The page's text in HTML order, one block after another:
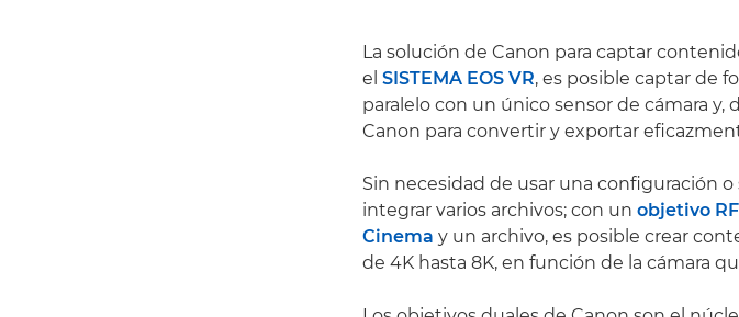
La solución de Canon para captar
el SISTEMA EOS VR, es posible captar de
paralelo con un único sensor de cámara y,
Canon para convertir y exportar
Sin necesidad de usar una configuración
integrar varios archivos; con un objetivo RF
Cinema y un archivo, es posible crear
de 4K hasta 8K, en función de la cámara